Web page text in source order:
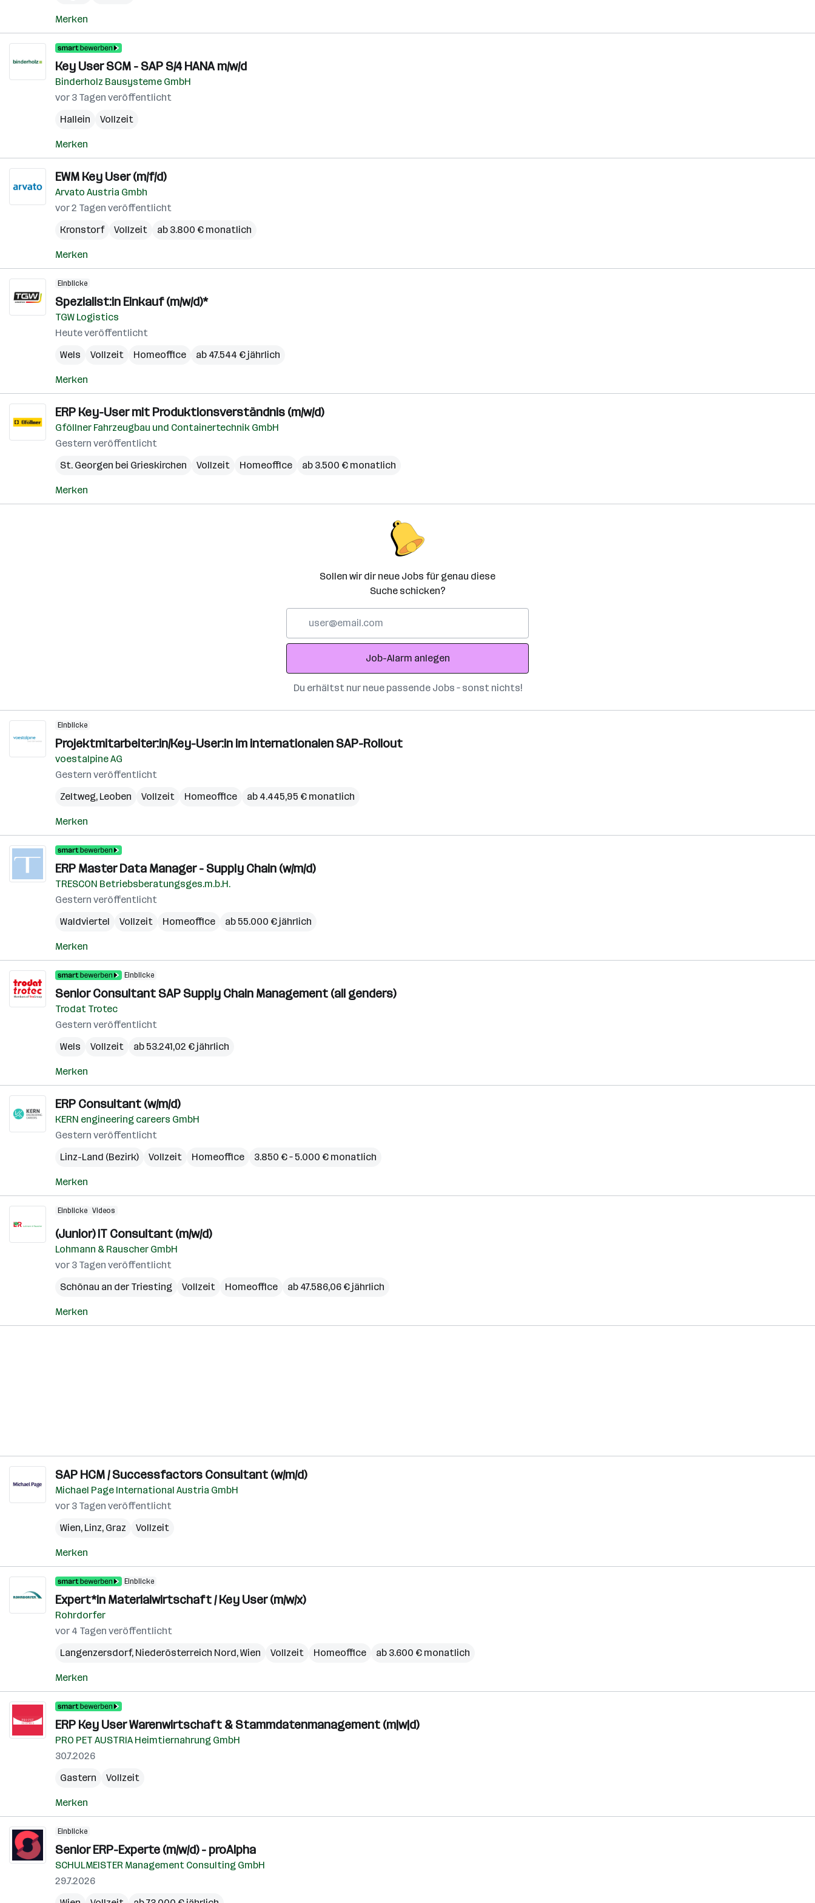
Merken
Key User SCM - SAP S/4 HANA m/w/d
Binderholz Bausysteme GmbH
vor 3 Tagen veröffentlicht
Hallein
Vollzeit
Merken
EWM Key User (m/f/d)
Arvato Austria Gmbh
vor 2 Tagen veröffentlicht
Kronstorf
Vollzeit ab 3.800 € monatlich
Merken
Einblicke
Spezialist:in Einkauf (m/w/d)*
TGW Logistics
Heute veröffentlicht
Wels
Vollzeit Homeoffice ab 47.544 € jährlich
Merken
ERP Key-User mit Produktionsverständnis (m/w/d)
Gföllner Fahrzeugbau und Containertechnik GmbH
Gestern veröffentlicht
St. Georgen bei Grieskirchen
Vollzeit Homeoffice ab 3.500 € monatlich
Merken
Sollen wir dir neue Jobs für genau diese
Suche schicken?
Adresse
Job-Alarm anlegen
Du erhältst nur neue passende Jobs – sonst nichts!
Einblicke
Projektmitarbeiter:in/Key-User:in im internationalen SAP-Rollout
voestalpine AG
Gestern veröffentlicht
Zeltweg, Leoben Vollzeit Homeoffice ab 4.445,95 € monatlich
Merken
ERP Master Data Manager - Supply Chain (w/m/d)
TRESCON Betriebsberatungsges.m.b.H.
Gestern veröffentlicht
Waldviertel
Vollzeit Homeoffice ab 55.000 € jährlich
Merken
Einblicke
Senior Consultant SAP Supply Chain Management (all genders)
Trodat Trotec
Gestern veröffentlicht
Wels
Vollzeit ab 53.241,02 € jährlich
Merken
ERP Consultant (w/m/d)
KERN engineering careers GmbH
Gestern veröffentlicht
Linz-Land (Bezirk)
Vollzeit Homeoffice 3.850 € – 5.000 € monatlich
Merken
Einblicke Videos
(Junior) IT Consultant (m/w/d)
Lohmann & Rauscher GmbH
vor 3 Tagen veröffentlicht
Schönau an der Triesting
Vollzeit Homeoffice ab 47.586,06 € jährlich
Merken
SAP HCM / Successfactors Consultant (w/m/d)
Michael Page International Austria GmbH
vor 3 Tagen veröffentlicht
Wien, Linz, Graz Vollzeit
Merken
Einblicke
Expert*in Materialwirtschaft / Key User (m/w/x)
Rohrdorfer
vor 4 Tagen veröffentlicht
Langenzersdorf, Niederösterreich Nord,Wien Vollzeit Homeoffice ab 3.600 € monatlich
Merken
ERP Key User Warenwirtschaft & Stammdatenmanagement (m|w|d)
PRO PET AUSTRIA Heimtiernahrung GmbH
30.7.2026
Gastern
Vollzeit
Merken
Einblicke
Senior ERP-Experte (m/w/d) - proAlpha
SCHULMEISTER Management Consulting GmbH
29.7.2026